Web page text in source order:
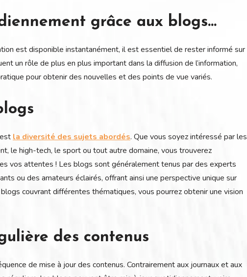
grâce aux blogs…
est disponible instantanément, il est essentiel de rester informé sur
un rôle de plus en plus important dans la diffusion de l’information,
pour obtenir des nouvelles et des points de vue variés.
la diversité des sujets abordés. Que vous soyez intéressé par les
le high-tech, le sport ou tout autre domaine, vous trouverez
vos attentes ! Les blogs sont généralement tenus par des experts
ou des amateurs éclairés, offrant ainsi une perspective unique sur
couvrant différentes thématiques, vous pourrez obtenir une vision
des contenus
de mise à jour des contenus. Contrairement aux journaux et aux